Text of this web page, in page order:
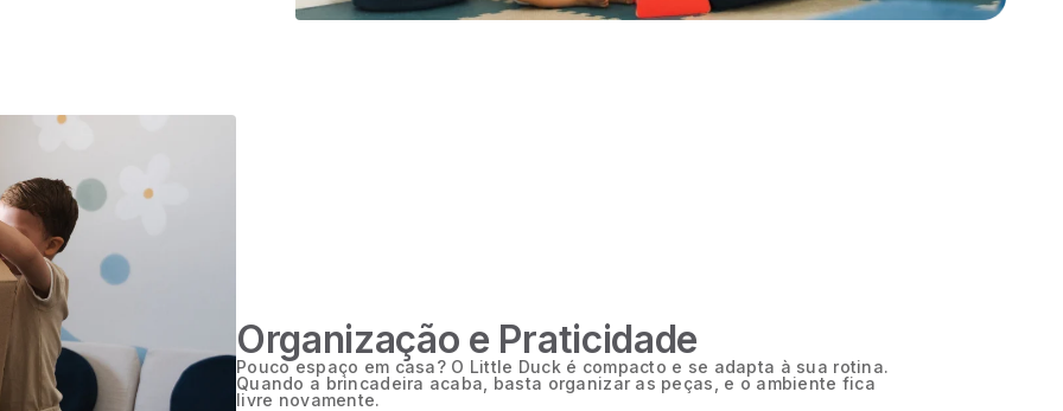
Organização e Praticidade
Pouco espaço em casa? O Little Duck é compacto e se adapta à sua rotina.
Quando a brincadeira acaba, basta organizar as peças, e o ambiente fica
livre novamente.